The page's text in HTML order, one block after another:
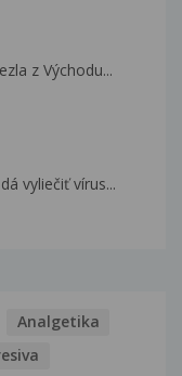
z Východu...
vyliečiť vírus...
Analgetika